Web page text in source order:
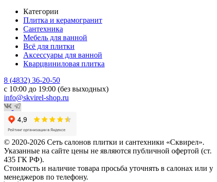
Категории
Плитка и керамогранит
Сантехника
Мебель для ванной
Всё для плитки
Аксессуары для ванной
Кварцвиниловая плитка
8 (4832) 36-20-50
с 10:00 до 19:00 (без выходных)
info@skvirel-shop.ru
© 2020-2026 Сеть салонов плитки и сантехники «Сквирел».
Указанные на сайте цены не являются публичной офертой (ст.
435 ГК РФ).
Стоимость и наличие товара просьба уточнять в салонах или у
менеджеров по телефону.